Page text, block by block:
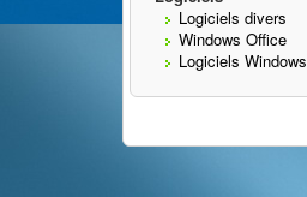
Logiciels divers
Windows Office
Logiciels Windows